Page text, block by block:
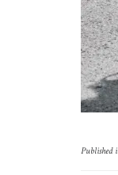
Published